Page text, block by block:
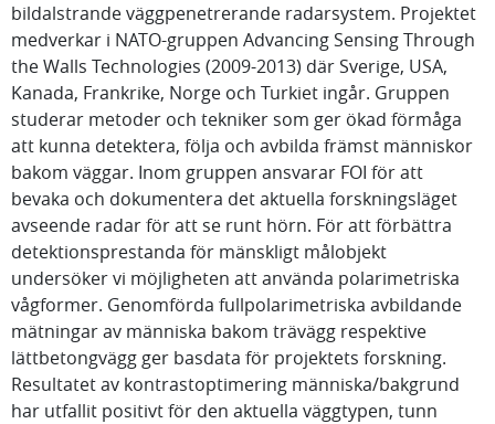
bildalstrande väggpenetrerande radarsystem. Projektet
medverkar i NATO-gruppen Advancing Sensing Through
the Walls Technologies (2009-2013) där Sverige, USA,
Kanada, Frankrike, Norge och Turkiet ingår. Gruppen
studerar metoder och tekniker som ger ökad förmåga
att kunna detektera, följa och avbilda främst människor
bakom väggar. Inom gruppen ansvarar FOI för att
bevaka och dokumentera det aktuella forskningsläget
avseende radar för att se runt hörn. För att förbättra
detektionsprestanda för mänskligt målobjekt
undersöker vi möjligheten att använda polarimetriska
vågformer. Genomförda fullpolarimetriska avbildande
mätningar av människa bakom trävägg respektive
lättbetongvägg ger basdata för projektets forskning.
Resultatet av kontrastoptimering människa/bakgrund
har utfallit positivt för den aktuella väggtypen, tunn